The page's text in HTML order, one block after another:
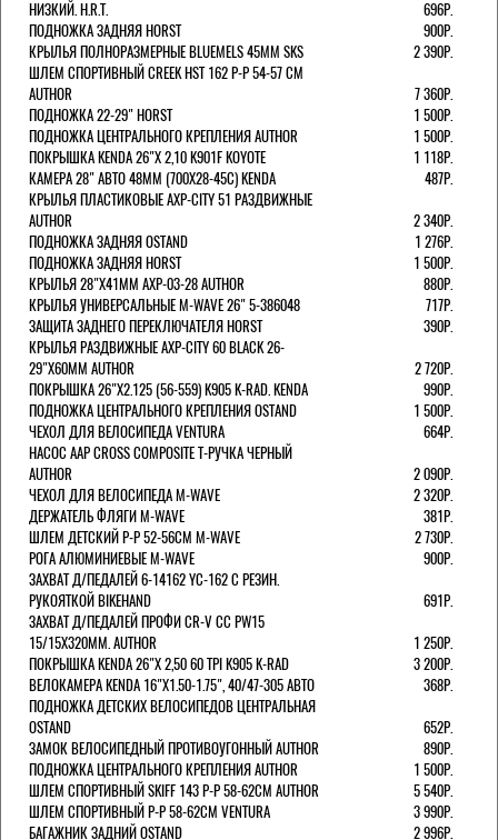
НИЗКИЙ. H.R.T.
696Р.
ПОДНОЖКА ЗАДНЯЯ HORST
900Р.
КРЫЛЬЯ ПОЛНОРАЗМЕРНЫЕ BLUEMELS 45MM SKS
2 390Р.
ШЛЕМ СПОРТИВНЫЙ CREEK HST 162 Р-Р 54-57 СМ
AUTHOR
7 360Р.
ПОДНОЖКА 22-29" HORST
1 500Р.
ПОДНОЖКА ЦЕНТРАЛЬНОГО КРЕПЛЕНИЯ AUTHOR
1 500Р.
ПОКРЫШКА KENDA 26"Х 2,10 K901F KOYOTE
1 118Р.
КАМЕРА 28" АВТО 48ММ (700Х28-45С) KENDA
487Р.
КРЫЛЬЯ ПЛАСТИКОВЫЕ AXP-CITY 51 РАЗДВИЖНЫЕ
AUTHOR
2 340Р.
ПОДНОЖКА ЗАДНЯЯ OSTAND
1 276Р.
ПОДНОЖКА ЗАДНЯЯ HORST
1 500Р.
КРЫЛЬЯ 28"Х41ММ AXP-03-28 AUTHOR
880Р.
КРЫЛЬЯ УНИВЕРСАЛЬНЫЕ M-WAVE 26" 5-386048
717Р.
ЗАЩИТА ЗАДНЕГО ПЕРЕКЛЮЧАТЕЛЯ HORST
390Р.
КРЫЛЬЯ РАЗДВИЖНЫЕ AXP-CITY 60 BLACK 26-
29"Х60ММ AUTHOR
2 720Р.
ПОКРЫШКА 26"Х2.125 (56-559) K905 K-RAD. KENDA
990Р.
ПОДНОЖКА ЦЕНТРАЛЬНОГО КРЕПЛЕНИЯ OSTAND
1 500Р.
ЧЕХОЛ ДЛЯ ВЕЛОСИПЕДА VENTURA
664Р.
НАСОС AAP CROSS COMPOSITE Т-РУЧКА ЧЕРНЫЙ
AUTHOR
2 090Р.
ЧЕХОЛ ДЛЯ ВЕЛОСИПЕДА M-WAVE
2 320Р.
ДЕРЖАТЕЛЬ ФЛЯГИ M-WAVE
381Р.
ШЛЕМ ДЕТСКИЙ Р-Р 52-56СМ M-WAVE
2 730Р.
РОГА АЛЮМИНИЕВЫЕ M-WAVE
900Р.
ЗАХВАТ Д/ПЕДАЛЕЙ 6-14162 YC-162 С РЕЗИН.
РУКОЯТКОЙ BIKEHAND
691Р.
ЗАХВАТ Д/ПЕДАЛЕЙ ПРОФИ CR-V CC PW15
15/15X320ММ. AUTHOR
1 250Р.
ПОКРЫШКА KENDA 26"Х 2,50 60 TPI K905 K-RAD
3 200Р.
ВЕЛОКАМЕРА KENDA 16"Х1.50-1.75", 40/47-305 АВТО
368Р.
ПОДНОЖКА ДЕТСКИХ ВЕЛОСИПЕДОВ ЦЕНТРАЛЬНАЯ
OSTAND
652Р.
ЗАМОК ВЕЛОСИПЕДНЫЙ ПРОТИВОУГОННЫЙ AUTHOR
890Р.
ПОДНОЖКА ЦЕНТРАЛЬНОГО КРЕПЛЕНИЯ AUTHOR
1 500Р.
ШЛЕМ СПОРТИВНЫЙ SKIFF 143 Р-Р 58-62СМ AUTHOR
5 540Р.
ШЛЕМ СПОРТИВНЫЙ Р-Р 58-62СМ VENTURA
3 990Р.
БАГАЖНИК ЗАДНИЙ OSTAND
2 996Р.